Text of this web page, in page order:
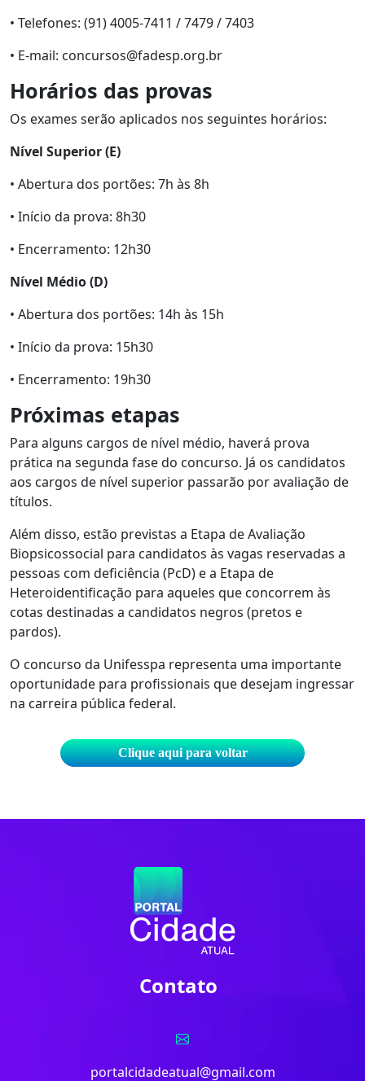
• Telefones: (91) 4005-7411 / 7479 / 7403
• E-mail: concursos@fadesp.org.br
Horários das provas
Os exames serão aplicados nos seguintes horários:
Nível Superior (E)
• Abertura dos portões: 7h às 8h
• Início da prova: 8h30
• Encerramento: 12h30
Nível Médio (D)
• Abertura dos portões: 14h às 15h
• Início da prova: 15h30
• Encerramento: 19h30
Próximas etapas
Para alguns cargos de nível médio, haverá prova
prática na segunda fase do concurso. Já os candidatos
aos cargos de nível superior passarão por avaliação de
títulos.
Além disso, estão previstas a Etapa de Avaliação
Biopsicossocial para candidatos às vagas reservadas a
pessoas com deficiência (PcD) e a Etapa de
Heteroidentificação para aqueles que concorrem às
cotas destinadas a candidatos negros (pretos e
pardos).
O concurso da Unifesspa representa uma importante
oportunidade para profissionais que desejam ingressar
na carreira pública federal.
Clique aqui para voltar
Contato
portalcidadeatual@gmail.com